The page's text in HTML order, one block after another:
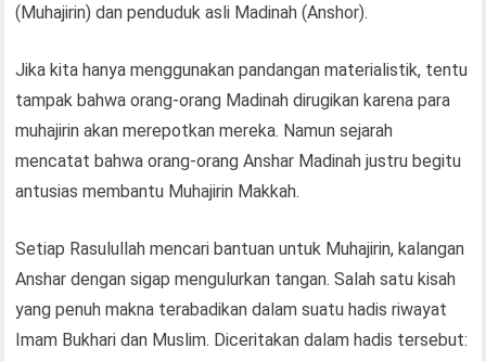
(Muhajirin) dan penduduk asli Madinah (Anshor).
Jika kita hanya menggunakan pandangan materialistik, tentu
tampak bahwa orang-orang Madinah dirugikan karena para
muhajirin akan merepotkan mereka. Namun sejarah
mencatat bahwa orang-orang Anshar Madinah justru begitu
antusias membantu Muhajirin Makkah.
Setiap Rasulullah mencari bantuan untuk Muhajirin, kalangan
Anshar dengan sigap mengulurkan tangan. Salah satu kisah
yang penuh makna terabadikan dalam suatu hadis riwayat
Imam Bukhari dan Muslim. Diceritakan dalam hadis tersebut: